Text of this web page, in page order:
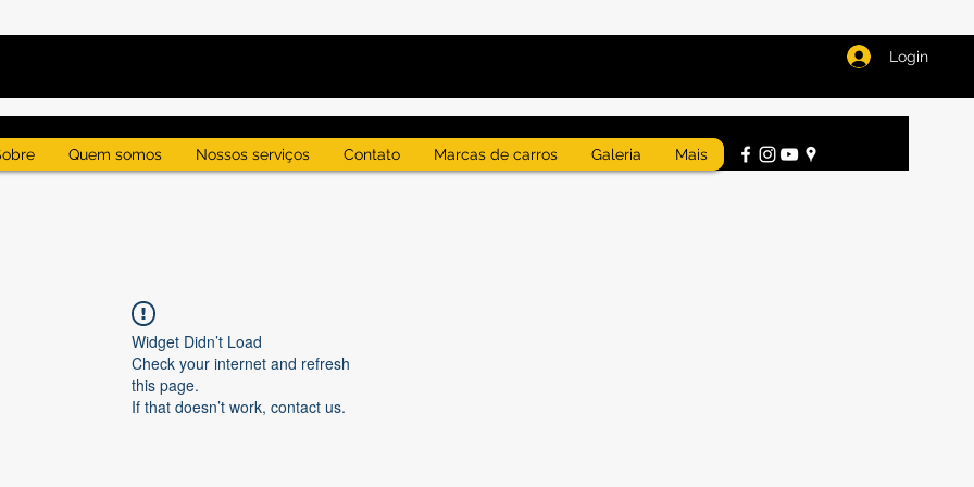
Login
Quem somos Nossos serviços Contato Marcas de carros Galeria Mais
Widget Didn’t Load
Check your internet and refresh
this page.
If that doesn’t work, contact us.